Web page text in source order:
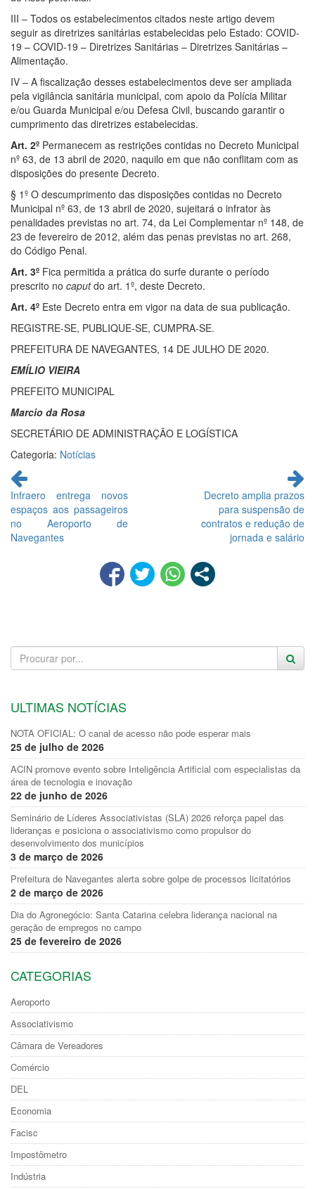
III – Todos os estabelecimentos citados neste artigo devem
seguir as diretrizes sanitárias estabelecidas pelo Estado: COVID-
19 – COVID-19 – Diretrizes Sanitárias – Diretrizes Sanitárias –
Alimentação.
IV – A fiscalização desses estabelecimentos deve ser ampliada
pela vigilância sanitária municipal, com apoio da Polícia Militar
e/ou Guarda Municipal e/ou Defesa Civil, buscando garantir o
cumprimento das diretrizes estabelecidas.
Art. 2º Permanecem as restrições contidas no Decreto Municipal
nº 63, de 13 abril de 2020, naquilo em que não conflitam com as
disposições do presente Decreto.
§ 1º O descumprimento das disposições contidas no Decreto
Municipal nº 63, de 13 abril de 2020, sujeitará o infrator às
penalidades previstas no art. 74, da Lei Complementar nº 148, de
23 de fevereiro de 2012, além das penas previstas no art. 268,
do Código Penal.
Art. 3º Fica permitida a prática do surfe durante o período
prescrito no caputdo art. 1º, deste Decreto.
Art. 4º Este Decreto entra em vigor na data de sua publicação.
REGISTRE-SE, PUBLIQUE-SE, CUMPRA-SE.
PREFEITURA DE NAVEGANTES, 14 DE JULHO DE 2020.
EMÍLIO VIEIRA
PREFEITO MUNICIPAL
Marcio da Rosa
SECRETÁRIO DE ADMINISTRAÇÃO E LOGÍSTICA
Categoria: Notícias
Continue
lendo
Infraero entrega novos
espaços aos passageiros
no Aeroporto de
Navegantes
Decreto amplia prazos
para suspensão de
contratos e redução de
jornada e salário
ULTIMAS NOTÍCIAS
NOTA OFICIAL: O canal de acesso não pode esperar mais
25 de julho de 2026
ACIN promove evento sobre Inteligência Artificial com especialistas da
área de tecnologia e inovação
22 de junho de 2026
Seminário de Líderes Associativistas (SLA) 2026 reforça papel das
lideranças e posiciona o associativismo como propulsor do
desenvolvimento dos municípios
3 de março de 2026
Prefeitura de Navegantes alerta sobre golpe de processos licitatórios
2 de março de 2026
Dia do Agronegócio: Santa Catarina celebra liderança nacional na
geração de empregos no campo
25 de fevereiro de 2026
CATEGORIAS
Aeroporto
Associativismo
Câmara de Vereadores
Comércio
DEL
Economia
Facisc
Impostômetro
Indústria